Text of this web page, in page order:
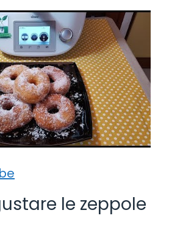
le zeppole